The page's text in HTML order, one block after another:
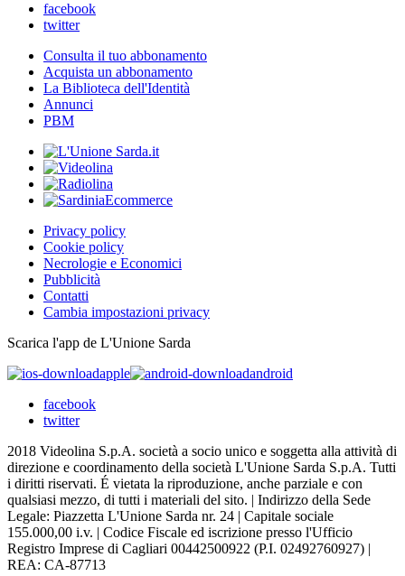
facebook
twitter
Consulta il tuo abbonamento
Acquista un abbonamento
La Biblioteca dell'Identità
Annunci
PBM
Privacy policy
Cookie policy
Necrologie e Economici
Pubblicità
Contatti
Cambia impostazioni privacy
Scarica l'app de L'Unione Sarda
apple
android
facebook
twitter
2018 Videolina S.p.A. società a socio unico e soggetta alla attività di
direzione e coordinamento della società L'Unione Sarda S.p.A. Tutti
i diritti riservati. É vietata la riproduzione, anche parziale e con
qualsiasi mezzo, di tutti i materiali del sito. | Indirizzo della Sede
Legale: Piazzetta L'Unione Sarda nr. 24 | Capitale sociale
155.000,00 i.v. | Codice Fiscale ed iscrizione presso l'Ufficio
Registro Imprese di Cagliari 00442500922 (P.I. 02492760927) |
REA: CA-87713